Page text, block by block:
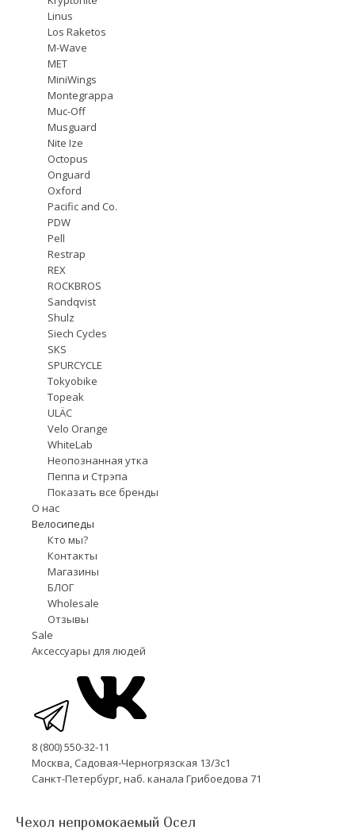
Linus
Los Raketos
M-Wave
MET
MiniWings
Montegrappa
Muc-Off
Musguard
Nite Ize
Octopus
Onguard
Oxford
Pacific and Co.
PDW
Pell
Restrap
REX
ROCKBROS
Sandqvist
Shulz
Siech Cycles
SKS
SPURCYCLE
Tokyobike
Topeak
ULÄC
Velo Orange
WhiteLab
Неопознанная утка
Пеппа и Стрэпа
Показать все бренды
О нас
Велосипеды
Кто мы?
Контакты
Магазины
БЛОГ
Wholesale
Отзывы
Sale
Аксессуары для людей
8 (800) 550-32-11
Москва, Садовая-Черногрязская 13/3с1
Санкт-Петербург, наб. канала Грибоедова 71
Чехол непромокаемый Осел